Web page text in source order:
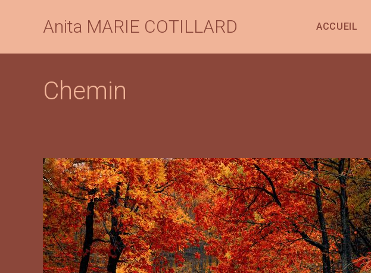
Anita MARIE COTILLARD ACCUEIL
Chemin